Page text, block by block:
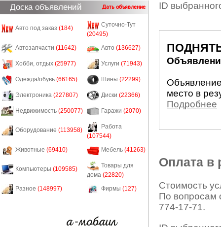
Доска объявлений Дать объявление
Авто под заказ (184)
Суточно-Тут
(20495)
Автозапчасти (11642) Авто (136627)
Хобби, отдых (25977) Услуги (71943)
Одежда/обувь (66165) Шины (22299)
Электроника (227807) Диски (22366)
Недвижимость (250077) Гаражи (2070)
Оборудование (113958)
Работа
(107544)
Животные (69410) Мебель (41263)
Компьютеры (109585)
Товары для
дома (22820)
Разное (148997) Фирмы (127)
ID
место в
Подробнее
Оплата в
Стоимость
По вопросам
774-17-71.